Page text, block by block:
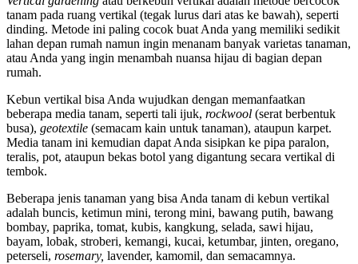
tanam pada ruang vertikal (tegak lurus dari atas ke bawah), seperti
dinding. Metode ini paling cocok buat Anda yang memiliki sedikit
lahan depan rumah namun ingin menanam banyak varietas tanaman,
atau Anda yang ingin menambah nuansa hijau di bagian depan
rumah.
Kebun vertikal bisa Anda wujudkan dengan memanfaatkan
beberapa media tanam, seperti tali ijuk, rockwool (serat berbentuk
busa), geotextile (semacam kain untuk tanaman), ataupun karpet.
Media tanam ini kemudian dapat Anda sisipkan ke pipa paralon,
teralis, pot, ataupun bekas botol yang digantung secara vertikal di
tembok.
Beberapa jenis tanaman yang bisa Anda tanam di kebun vertikal
adalah buncis, ketimun mini, terong mini, bawang putih, bawang
bombay, paprika, tomat, kubis, kangkung, selada, sawi hijau,
bayam, lobak, stroberi, kemangi, kucai, ketumbar, jinten, oregano,
peterseli, rosemary, lavender, kamomil, dan semacamnya.